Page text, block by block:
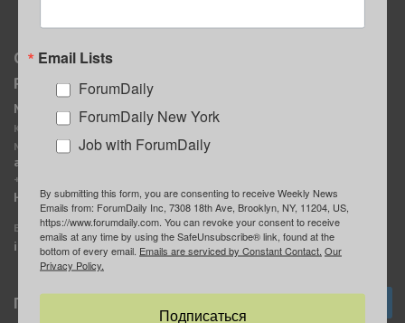
О нас
Реклама
MediaKit
Контактное лицо:
Марина Баранчук
ad@forumdaily.com
+1 347-604-1261
Наши рекламодатели
E-mail редакции:
info@forumdaily.com
Группа “ИЩУ СОВЕТА”
ForumDaily
Подписка
Email Lists
ForumDaily
ForumDaily New York
Job with ForumDaily
By submitting this form, you are consenting to receive Weekly News
Emails from: ForumDaily Inc, 7308 18th Ave, Brooklyn, NY, 11204, US,
https://www.forumdaily.com. You can revoke your consent to receive
emails at any time by using the SafeUnsubscribe® link, found at the
bottom of every email. Emails are serviced by Constant Contact. Our
Privacy Policy.
Подписаться